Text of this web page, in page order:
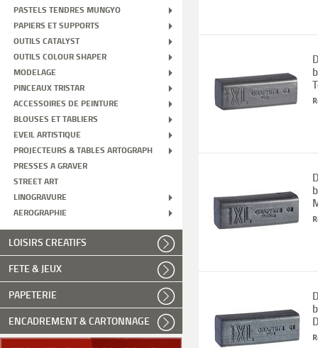
PASTELS TENDRES MUNGYO
PAPIERS ET SUPPORTS
OUTILS CATALYST
OUTILS COLOUR SHAPER
MODELAGE
PINCEAUX TRISTAR
ACCESSOIRES DE PEINTURE
BLOUSES ET TABLIERS
EVEIL ARTISTIQUE
PROJECTEURS & TABLES ARTOGRAPH
PRESSES A GRAVER
STREET ART
LINOGRAVURE
AEROGRAPHIE
LOISIRS CREATIFS
FETE & JEUX
PAPETERIE
ENCADREMENT & CARTONNAGE